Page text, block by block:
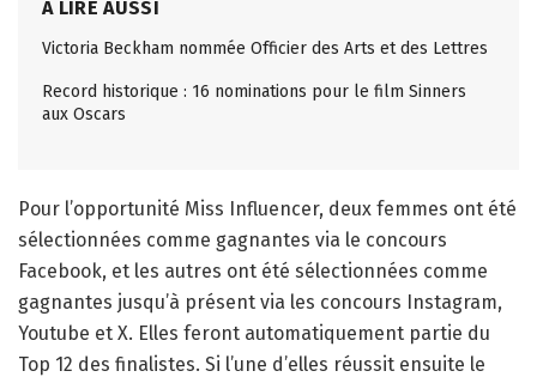
A LIRE AUSSI
Victoria Beckham nommée Officier des Arts et des Lettres
Record historique : 16 nominations pour le film Sinners
aux Oscars
Pour l’opportunité Miss Influencer, deux femmes ont été
sélectionnées comme gagnantes via le concours
Facebook, et les autres ont été sélectionnées comme
gagnantes jusqu’à présent via les concours Instagram,
Youtube et X. Elles feront automatiquement partie du
Top 12 des finalistes. Si l’une d’elles réussit ensuite le